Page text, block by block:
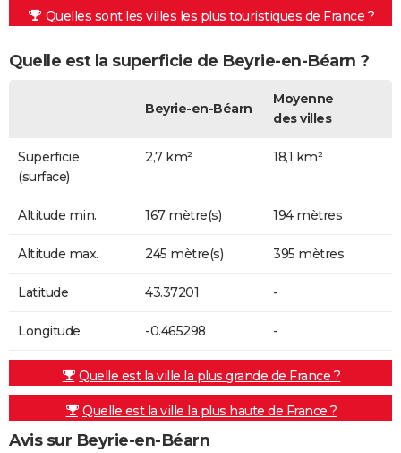
Quelles sont les villes les plus touristiques de France ?
Quelle est la superficie de Beyrie-en-Béarn ?
Beyrie-en-Béarn
Moyenne
des villes
Superficie
(surface)
2,7 km² 18,1 km²
Altitude min. 167 mètre(s) 194 mètres
Altitude max. 245 mètre(s) 395 mètres
Latitude 43.37201 -
Longitude -0.465298 -
Quelle est la ville la plus grande de France ?
Quelle est la ville la plus haute de France ?
Avis sur Beyrie-en-Béarn